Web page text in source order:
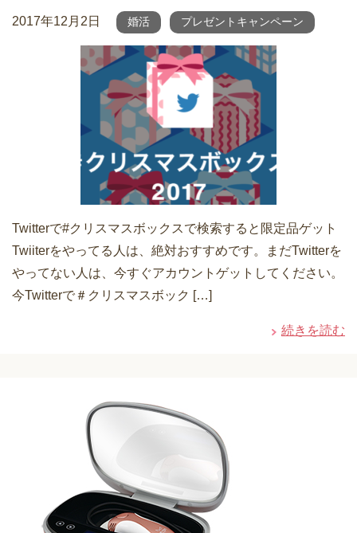
2017年12月2日 婚活 プレゼントキャンペーン
Twitterで#クリスマスボックスで検索すると限定品ゲット
Twiiterをやってる人は、絶対おすすめです。まだTwitterを
やってない人は、今すぐアカウントゲットしてください。
今Twitterで＃クリスマスボック […]
続きを読む